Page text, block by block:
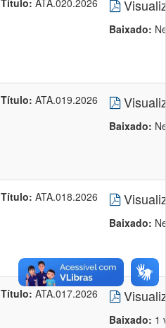
Título: ATA.020.2026
Baixado:
Título: ATA.019.2026
Baixado:
Título: ATA.018.2026
Baixado:
Título: ATA.017.2026
Baixado: 1